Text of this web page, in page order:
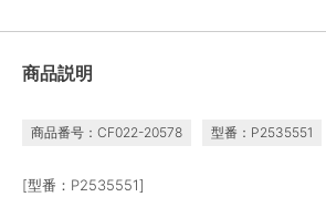
商品説明
商品番号：CF022-20578 型番：P2535551
[型番：P2535551]